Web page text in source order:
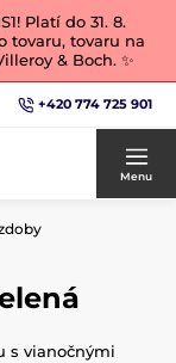
Platí do 31. 8.
tovaru, tovaru na
& Boch. ✨
+420 774 725 901
Menu
s vianočnými